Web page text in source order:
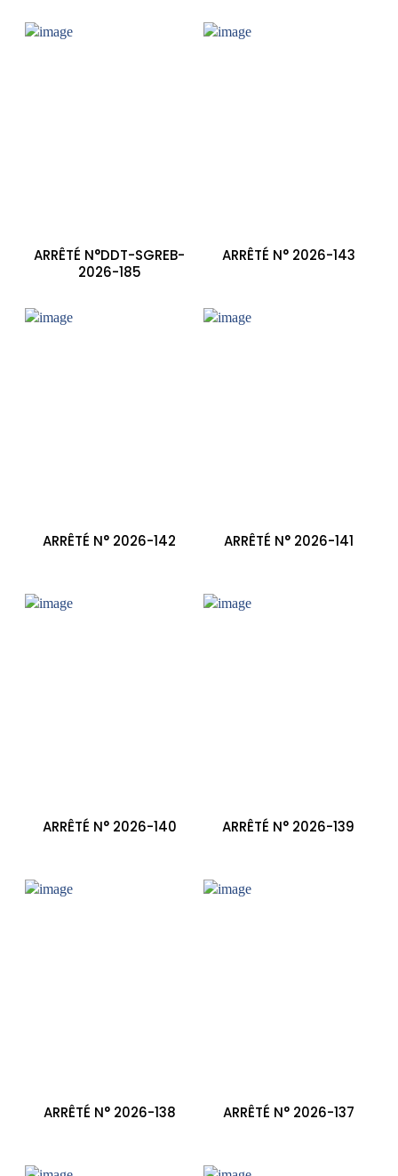
ARRÊTÉ N°DDT-SGREB-
2026-185
ARRÊTÉ N° 2026-143
ARRÊTÉ N° 2026-142 ARRÊTÉ N° 2026-141
ARRÊTÉ N° 2026-140 ARRÊTÉ N° 2026-139
ARRÊTÉ N° 2026-138 ARRÊTÉ N° 2026-137